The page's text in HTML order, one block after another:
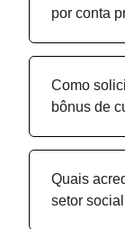
por conta
Como
bônus de
Quais
setor